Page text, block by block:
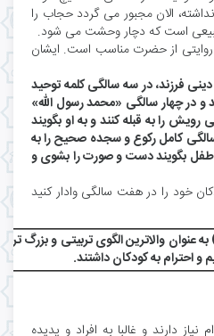
الان مجبور می گردد حجاب را
طبیعی است که دچار وحشت می شود.
روایتی از حضرت مناسب است. ایشان
فرزند، در سه سالگی کلمه توحید
و در چهار سالگی «محمد رسول اللّه»
رویش را به قبله کنند و به او بگویند
کامل رکوع و سجده صحیح را به
طفل بگویند دست و صورت را بشوی و
خود را در هفت سالگی وادار کنید
عنوان والاترین الگوی تربیتی و بزرگ
احترام به کودکان داشتند.
نیاز دارند و غالبا به افراد و پدیده